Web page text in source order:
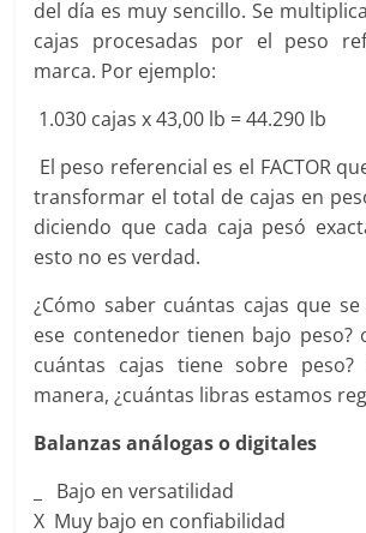
del día es muy sencillo. Se
cajas procesadas por el peso
marca. Por ejemplo:
1.030 cajas x 43,00 lb = 44.290 lb
El peso referencial es el FACTOR
transformar el total de cajas en
diciendo que cada caja pesó
esto no es verdad.
¿Cómo saber cuántas cajas que
ese contenedor tienen bajo peso?
cuántas cajas tiene sobre
manera, ¿cuántas libras estamos
Balanzas análogas o digitales
_ Bajo en versatilidad
X Muy bajo en confiabilidad